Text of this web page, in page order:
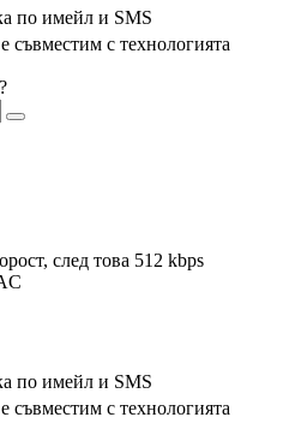
по имейл и SMS
съвместим с технологията
след това 512 kbps
по имейл и SMS
съвместим с технологията